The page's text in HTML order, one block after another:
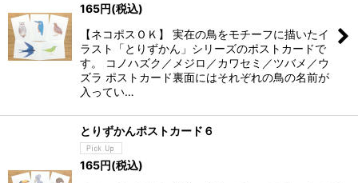
並び順:
絞り込む
165円(税込)
【ネコポスＯＫ】 実在の鳥をモチーフに描いたイ
ラスト「とりずかん」シリーズのポストカードで
す。 コノハズク／メジロ／カワセミ／ツバメ／ウ
ズラ ポストカード裏面にはそれぞれの鳥の名前が
入ってい…
とりずかんポストカード６
165円(税込)